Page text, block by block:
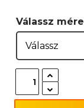
Válassz